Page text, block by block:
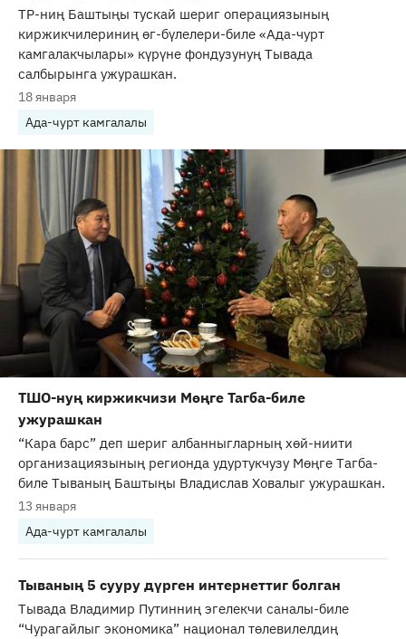
ТР-ниң Баштыңы тускай шериг операциязының
киржикчилериниң өг-бүлелери-биле «Ада-чурт
камгалакчылары» күрүне фондузунуң Тывада
салбырынга ужурашкан.
18 января
Ада-чурт камгалалы
ТШО-нуң киржикчизи Мөңге Тагба-биле
ужурашкан
“Кара барс” деп шериг албанныгларның хөй-ниити
организациязының регионда удуртукчузу Мөңге Тагба-
биле Тываның Баштыңы Владислав Ховалыг ужурашкан.
13 января
Ада-чурт камгалалы
Тываның 5 сууру дүрген интернеттиг болган
Тывада Владимир Путинниң эгелекчи саналы-биле
“Чурагайлыг экономика” национал төлевилелдиң